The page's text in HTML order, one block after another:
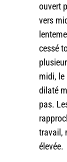
ouvert
vers
cessé
midi, le
dilaté
pas.
travail,
élevée.